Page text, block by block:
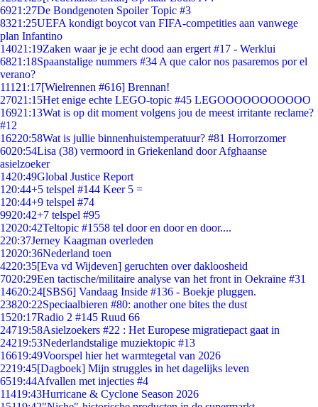
6921:27De Bondgenoten Spoiler Topic #3
8321:25UEFA kondigt boycot van FIFA-competities aan vanwege
plan Infantino
14021:19Zaken waar je je echt dood aan ergert #17 - Werklui
6821:18Spaanstalige nummers #34 A que calor nos pasaremos por el
verano?
111 21:17[Wielrennen #616] Brennan!
27021:15Het enige echte LEGO-topic #45 LEGOOOOOOOOOOO
16921:13Wat is op dit moment volgens jou de meest irritante reclame?
#12
16220:58Wat is jullie binnenhuistemperatuur? #81 Horrorzomer
6020:54Lisa (38) vermoord in Griekenland door Afghaanse
asielzoeker
1420:49Global Justice Report
1 20:44+5 telspel #144 Keer 5 =
1 20:44+9 telspel #74
9920:42+7 telspel #95
12020:42Teltopic #1558 tel door en door en door....
220:37Jerney Kaagman overleden
12020:36Nederland toen
4220:35[Eva vd Wijdeven] geruchten over dakloosheid
7020:29Een tactische/militaire analyse van het front in Oekraïne #31
14620:24[SBS6] Vandaag Inside #136 - Boekje pluggen.
23820:22Speciaalbieren #80: another one bites the dust
1520:17Radio 2 #145 Ruud 66
24719:58Asielzoekers #22 : Het Europese migratiepact gaat in
24219:53Nederlandstalige muziektopic #13
16619:49Voorspel hier het warmtegetal van 2026
2219:45[Dagboek] Mijn struggles in het dagelijks leven
6519:44Afvallen met injecties #4
11419:43Hurricane & Cyclone Season 2026